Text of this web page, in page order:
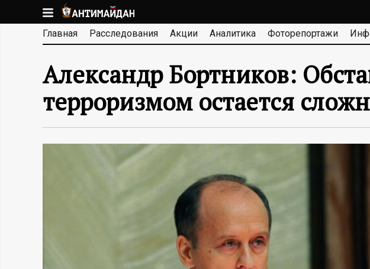
к
основномуА
Н
Т
И
М
А
Главная Расследования Акции Аналитика Фоторепортажи
Александр Бортников:
терроризмом остается